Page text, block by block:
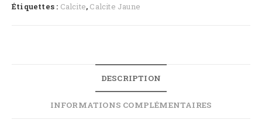
Étiquettes : Calcite, Calcite Jaune
DESCRIPTION
INFORMATIONS COMPLÉMENTAIRES